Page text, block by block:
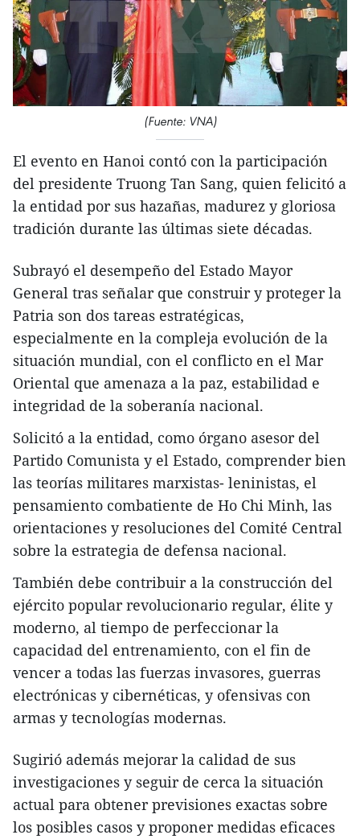
(Fuente: VNA)
El evento en Hanoi contó con la participación
del presidente Truong Tan Sang, quien felicitó a
la entidad por sus hazañas, madurez y gloriosa
tradición durante las últimas siete décadas.
Subrayó el desempeño del Estado Mayor
General tras señalar que construir y proteger la
Patria son dos tareas estratégicas,
especialmente en la compleja evolución de la
situación mundial, con el conflicto en el Mar
Oriental que amenaza a la paz, estabilidad e
integridad de la soberanía nacional.
Solicitó a la entidad, como órgano asesor del
Partido Comunista y el Estado, comprender bien
las teorías militares marxistas- leninistas, el
pensamiento combatiente de Ho Chi Minh, las
orientaciones y resoluciones del Comité Central
sobre la estrategia de defensa nacional.
También debe contribuir a la construcción del
ejército popular revolucionario regular, élite y
moderno, al tiempo de perfeccionar la
capacidad del entrenamiento, con el fin de
vencer a todas las fuerzas invasores, guerras
electrónicas y cibernéticas, y ofensivas con
armas y tecnologías modernas.
Sugirió además mejorar la calidad de sus
investigaciones y seguir de cerca la situación
actual para obtener previsiones exactas sobre
los posibles casos y proponer medidas eficaces